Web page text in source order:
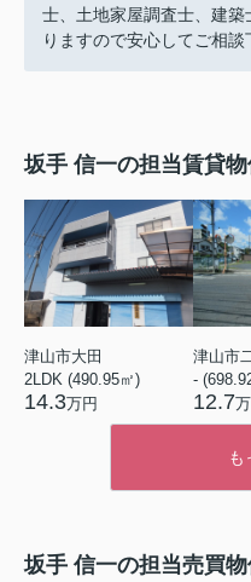
士、土地家屋調査士、建
りますので安心してご相談
坂手 信一の担当賃貸
津山市大田
2LDK (490.95㎡)
14.3万円
津山市
-
12.7
も
坂手 信一の担当売買